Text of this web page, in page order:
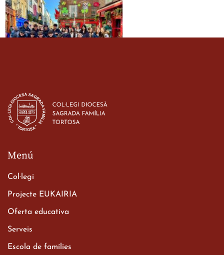
d’ESO-BSD a Irlanda
23 de març de 2026
Xerrada del Sr. Bisbe als
Batxillerat
Menú
Col·legi
Projecte EUKAIRIA
Oferta educativa
Serveis
Escola de famílies